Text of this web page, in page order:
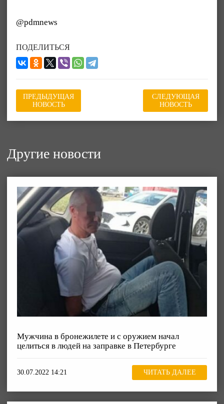
@pdmnews
ПОДЕЛИТЬСЯ
ПРЕДЫДУЩАЯ
НОВОСТЬ
СЛЕДУЮЩАЯ
НОВОСТЬ
Другие новости
Мужчина в бронежилете и с оружием начал
целиться в людей на заправке в Петербурге
30.07.2022 14:21 ЧИТАТЬ ДАЛЕЕ